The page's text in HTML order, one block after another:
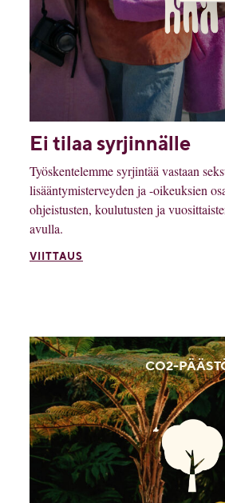
Ei tilaa syrjinnälle
Työskentelemme syrjintää vastaan
lisääntymisterveyden ja -oikeuksien
ohjeistusten, koulutusten ja
avulla.
VIITTAUS
CO2-